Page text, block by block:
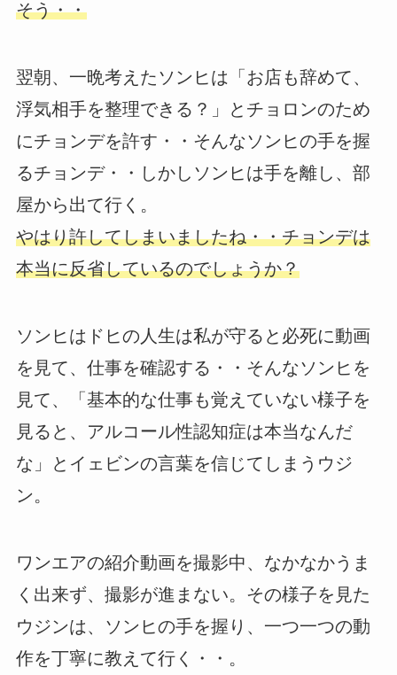
そう・・
翌朝、一晩考えたソンヒは「お店も辞めて、
浮気相手を整理できる？」とチョロンのため
にチョンデを許す・・そんなソンヒの手を握
るチョンデ・・しかしソンヒは手を離し、部
屋から出て行く。
やはり許してしまいましたね・・チョンデは
本当に反省しているのでしょうか？
ソンヒはドヒの人生は私が守ると必死に動画
を見て、仕事を確認する・・そんなソンヒを
見て、「基本的な仕事も覚えていない様子を
見ると、アルコール性認知症は本当なんだ
な」とイェビンの言葉を信じてしまうウジ
ン。
ワンエアの紹介動画を撮影中、なかなかうま
く出来ず、撮影が進まない。その様子を見た
ウジンは、ソンヒの手を握り、一つ一つの動
作を丁寧に教えて行く・・。